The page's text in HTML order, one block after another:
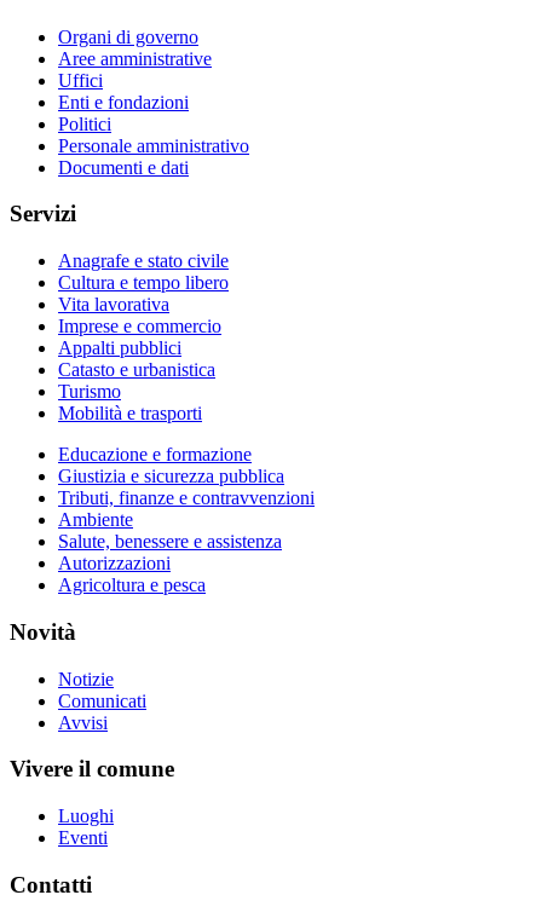
Organi di governo
Aree amministrative
Uffici
Enti e fondazioni
Politici
Personale amministrativo
Documenti e dati
Servizi
Anagrafe e stato civile
Cultura e tempo libero
Vita lavorativa
Imprese e commercio
Appalti pubblici
Catasto e urbanistica
Turismo
Mobilità e trasporti
Educazione e formazione
Giustizia e sicurezza pubblica
Tributi, finanze e contravvenzioni
Ambiente
Salute, benessere e assistenza
Autorizzazioni
Agricoltura e pesca
Novità
Notizie
Comunicati
Avvisi
Vivere il comune
Luoghi
Eventi
Contatti